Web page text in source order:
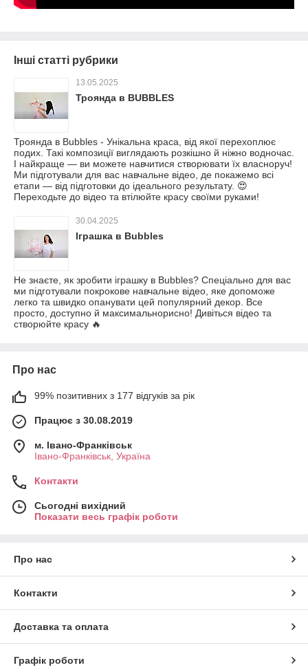
Інші статті рубрики
13.05.2025
Троянда в BUBBLES
Троянда в Bubbles - Унікальна краса, від якої перехоплює
подих. Такі композиції виглядають розкішно й ніжно водночас.
І найкраще — ви можете навчитися створювати їх власноруч!
Ми підготували для вас навчальне відео, де покажемо всі
етапи — від підготовки до ідеального результату. 😍
Переходьте до відео та втілюйте красу своїми руками!
30.04.2025
Іграшка в Bubbles
Не знаєте, як зробити іграшку в Bubbles? Спеціально для вас
ми підготували покрокове навчальне відео, яке допоможе
легко та швидко опанувати цей популярний декор. Все
просто, доступно й максимальнорисно! Дивіться відео та
створюйте красу 🔥
Про нас
99% позитивних з 177 відгуків за рік
Працює з 30.08.2019
м. Івано-Франківськ
Івано-Франківськ, Україна
Контакти
Сьогодні вихідний
Показати весь графік роботи
Про нас
Контакти
Доставка та оплата
Графік роботи